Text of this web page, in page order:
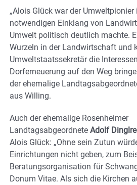
„Alois Glück war der Umweltpionier
notwendigen Einklang von
Umwelt politisch deutlich machte.
Wurzeln in der Landwirtschaft und
Umweltstaatssekretär die
Dorferneuerung auf den Weg
der ehemalige
aus Willing.
Auch der ehemalige Rosenheimer
Landtagsabgeordnete Adolf
Alois Glück: „Ohne sein Zutun
Einrichtungen nicht geben, zum
Beratungsorganisation für
Donum Vitae. Als sich die Kirchen